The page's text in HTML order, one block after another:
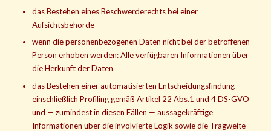
das Bestehen eines Beschwerderechts bei einer
Aufsichtsbehörde
wenn die personenbezogenen Daten nicht bei der betroffenen
Person erhoben werden: Alle verfügbaren Informationen über
die Herkunft der Daten
das Bestehen einer automatisierten Entscheidungsfindung
einschließlich Profiling gemäß Artikel 22 Abs.1 und 4 DS-GVO
und — zumindest in diesen Fällen — aussagekräftige
Informationen über die involvierte Logik sowie die Tragweite